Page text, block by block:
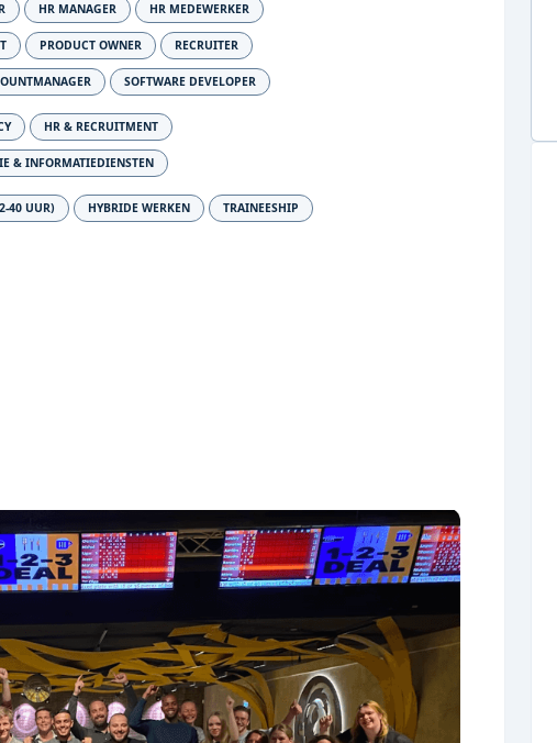
HR MANAGER HR MEDEWERKER
PRODUCT OWNER RECRUITER
SOFTWARE DEVELOPER
HR & RECRUITMENT
& INFORMATIEDIENSTEN
40 UUR) HYBRIDE WERKEN TRAINEESHIP